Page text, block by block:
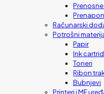
Računarski
Potrošni
Papir
Ink
Toneri
Ribon
Bubnjevi
Printeri i MF